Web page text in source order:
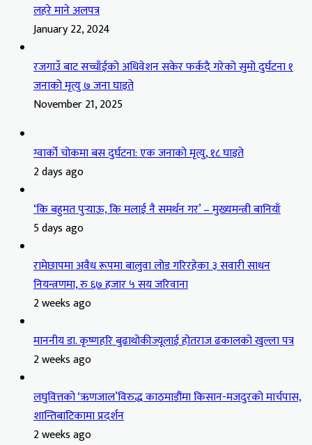
लहरे माने अलपत्र
January 22, 2024
रजगाउँ बाट सच्चाँईको अधिवेशन सकेर फर्कदै गरेको सुमो दुर्घटना १
जनाको मृत्यु ७ जना घाइते
November 21, 2025
ग्वार्को चोकमा बस दुर्घटना: एक जनाको मृत्यु, १८ घाइते
2 days ago
‘कि बहुमत पुर्‍याऊ, कि मलाई नै समर्थन गर’ – मुख्यमन्त्री बानियाँ
5 days ago
रामेछापमा अवैध रूपमा बालुवा लोड गरिरहेका ३ सवारी साधन
नियन्त्रणमा, रु ६७ हजार ५ सय जरिवाना
2 weeks ago
माननीय डा. कृष्णहरि बुढाथोकीज्यूलाई होतराज ढकालको खुल्ला पत्र
2 weeks ago
लघुवित्तको ‘ऋणजाल’विरुद्ध काठमाडौंमा किसान-मजदुरको मार्चपास,
शान्तिबाटिकामा प्रदर्शन
2 weeks ago